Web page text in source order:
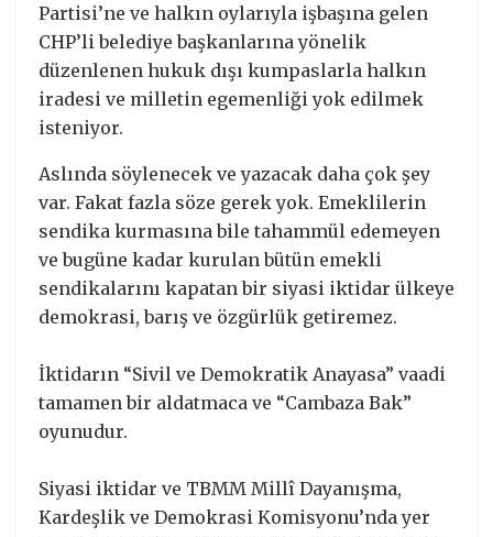
Partisi’ne ve halkın oylarıyla işbaşına gelen
CHP’li belediye başkanlarına yönelik
düzenlenen hukuk dışı kumpaslarla halkın
iradesi ve milletin egemenliği yok edilmek
isteniyor.
Aslında söylenecek ve yazacak daha çok şey
var. Fakat fazla söze gerek yok. Emeklilerin
sendika kurmasına bile tahammül edemeyen
ve bugüne kadar kurulan bütün emekli
sendikalarını kapatan bir siyasi iktidar ülkeye
demokrasi, barış ve özgürlük getiremez.
İktidarın “Sivil ve Demokratik Anayasa” vaadi
tamamen bir aldatmaca ve “Cambaza Bak”
oyunudur.
Siyasi iktidar ve TBMM Millî Dayanışma,
Kardeşlik ve Demokrasi Komisyonu’nda yer